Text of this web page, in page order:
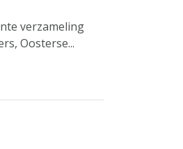
verzameling
Oosterse...